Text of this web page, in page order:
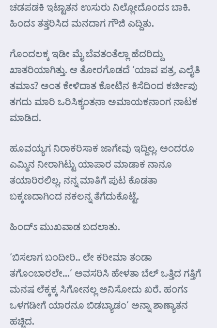
ಚಡಪಡಕಿ ಇಟ್ಟಾತನ ಉಸುರು ನಿಲ್ಲೋದೊಂದಽ ಬಾಕಿ.
ಹಿಂದಽ ತತ್ತರಿಸಿದ ಮನದಾಗ ಗೌಜಿ ಎದ್ದಿತು.
ಗೊಂದಲಕ್ಕ ಇಡೀ ಮೈ ಬೆವತಂತೆಲ್ಲಾ ಹೆದರಿದ್ದು
ಖಾತರಿಯಾಗಿತ್ತು. ಆ ತೋರಗೊಡದೆ ‘ಯಾವ ಪತ್ರ, ಎಲೈತಿ
ತಮಾಽ? ಅಂತ ಕೇಳಿದಾತ ಕೋಟಿನ ಕಿಸೆದಿಂದ ಕರ್ಚೀಪು
ತಗದು ಮಾರಿ ಒರಿಸಿಕ್ಯಂತನಾ ಅಮಾಯಕನಾಂಗ ನಾಟಕ
ಮಾಡಿದ.
ಹೂವಯ್ಯಗ ನಿರಾಕರಿಸಾಕ ಜಾಗೇವು ಇದ್ದಿಲ್ಲ. ಅಂದರೂ
ಎಮ್ಮಿನ ನೀರಾಗಿಟ್ಟು ಯಾಪಾರ ಮಾಡಾಕ ನಾನೂ
ತಯಾರಿರಲಿಲ್ಲ. ನನ್ನ ಮಾತಿಗೆ ಪುಟ ಕೊಡತಾ
ಬಕ್ಕಣದಾಗಿಂದ ನಕಲನ್ನ ತೆಗೆದುಕೊಟ್ಟೆ.
ಹಿಂದ್ಽ ಮುಖವಾಡ ಬದಲಾತು.
‘ಬಿಸಲಾಗ ಬಂದೀರಿ.. ಲೇ ಕರೀಮಾ ತಂಡಾ
ತಗೊಂಬಾರಲೇ…’ ಅವಸರಿಸಿ ಹೇಳತಾ ಬೆಲ್ ಒತ್ತಿದ ಗತ್ತಿಗೆ
ಮನಷ ಲೆಕ್ಕಕ್ಕ ಸಿಗೋನಲ್ಲ ಅನಿಸೋದು ಖರೆ. ಹಂಗಽ
ಒಳಗಡೀಗೆ ಯಾರನೂ ಬಿಡಬ್ಯಾಡಂ’ ಅನ್ನಾ ಶಾಣ್ಯಾತನ
ಹಚ್ಚಿದ.